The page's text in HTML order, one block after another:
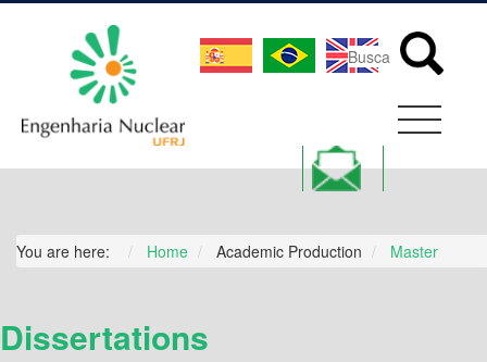
CONTEÚDO
You are here: Home Academic Production Master
Dissertations